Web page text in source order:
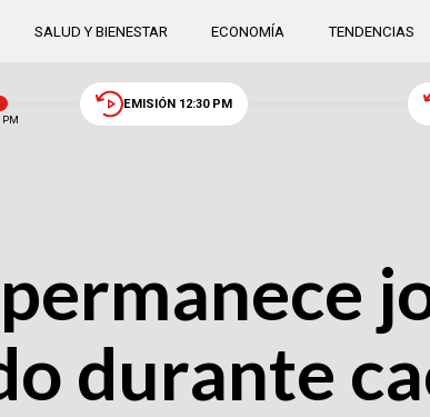
SALUD Y BIENESTAR ECONOMÍA TENDENCIAS
PM
EMISIÓN 12:30 PM
durante